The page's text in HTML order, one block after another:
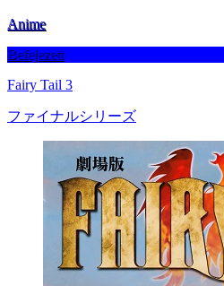
Anime
Befejezett
Fairy Tail 3
ファイナルシリーズ